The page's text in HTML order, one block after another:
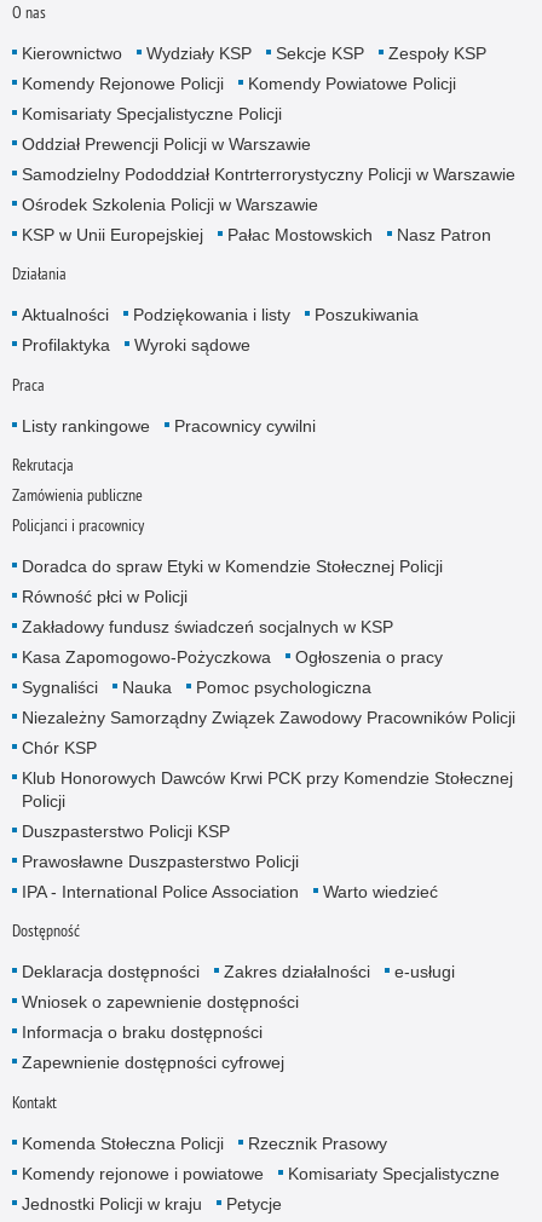
O nas
Kierownictwo Wydziały KSP Sekcje KSP
Zespoły KSP
Komendy Rejonowe Policji
Komendy Powiatowe Policji
Komisariaty Specjalistyczne Policji
Oddział Prewencji Policji w Warszawie
Samodzielny Pododdział Kontrterrorystyczny Policji w Warszawie
Ośrodek Szkolenia Policji w Warszawie
KSP w Unii Europejskiej
Pałac Mostowskich Nasz Patron
Działania
Aktualności Podziękowania i listy
Poszukiwania
Profilaktyka
Wyroki sądowe
Praca
Listy rankingowe Pracownicy cywilni
Rekrutacja
Zamówienia publiczne
Policjanci i pracownicy
Doradca do spraw Etyki w Komendzie Stołecznej Policji
Równość płci w Policji
Zakładowy fundusz świadczeń socjalnych w KSP
Kasa Zapomogowo-Pożyczkowa
Ogłoszenia o pracy
Sygnaliści
Nauka
Pomoc psychologiczna
Niezależny Samorządny Związek Zawodowy Pracowników Policji
Chór KSP
Klub Honorowych Dawców Krwi PCK przy Komendzie Stołecznej
Policji
Duszpasterstwo Policji KSP
Prawosławne Duszpasterstwo Policji
IPA - International Police Association
Warto wiedzieć
Dostępność
Deklaracja dostępności Zakres działalności
e-usługi
Wniosek o zapewnienie dostępności
Informacja o braku dostępności
Zapewnienie dostępności cyfrowej
Kontakt
Komenda Stołeczna Policji
Rzecznik Prasowy
Komendy rejonowe i powiatowe
Komisariaty Specjalistyczne
Jednostki Policji w kraju
Petycje